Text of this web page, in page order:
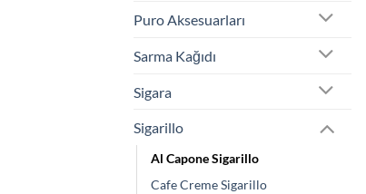
Puro Aksesuarları
Sarma Kağıdı
Sigara
Sigarillo
Al Capone Sigarillo
Cafe Creme Sigarillo